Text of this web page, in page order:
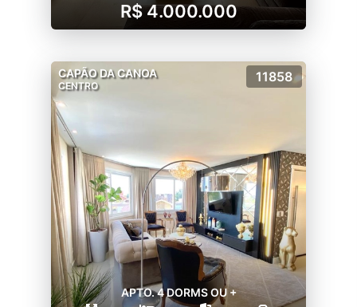
R$ 4.000.000
CAPÃO DA CANOA
CENTRO
11858
APTO. 4 DORMS OU +